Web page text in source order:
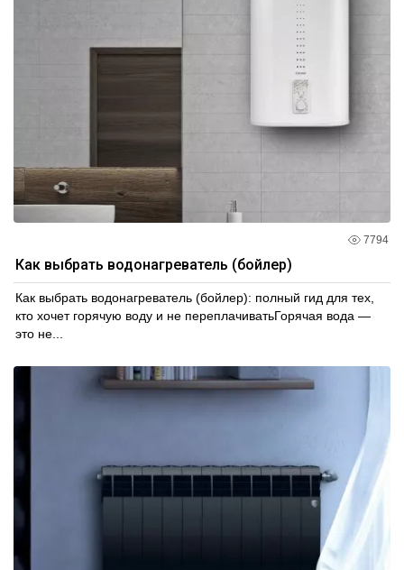
7794
Как выбрать водонагреватель (бойлер)
Как выбрать водонагреватель (бойлер): полный гид для тех,
кто хочет горячую воду и не переплачиватьГорячая вода —
это не...